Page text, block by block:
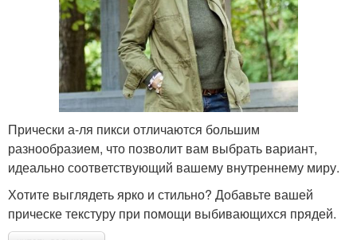
Прически а-ля пикси отличаются большим
разнообразием, что позволит вам выбрать вариант,
идеально соответствующий вашему внутреннему миру.
Хотите выглядеть ярко и стильно? Добавьте вашей
прическе текстуру при помощи выбивающихся прядей.